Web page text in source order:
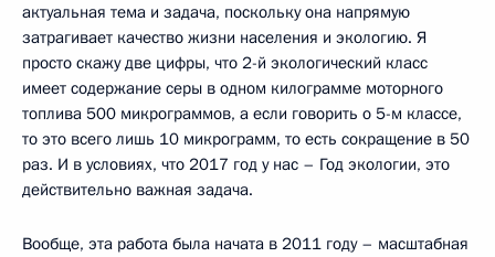
актуальная тема и задача, поскольку она напрямую
затрагивает качество жизни населения и экологию. Я
просто скажу две цифры, что 2-й экологический класс
имеет содержание серы в одном килограмме моторного
топлива 500 микрограммов, а если говорить о 5-м классе,
то это всего лишь 10 микрограмм, то есть сокращение в 50
раз. И в условиях, что 2017 год у нас – Год экологии, это
действительно важная задача.
Вообще, эта работа была начата в 2011 году – масштабная